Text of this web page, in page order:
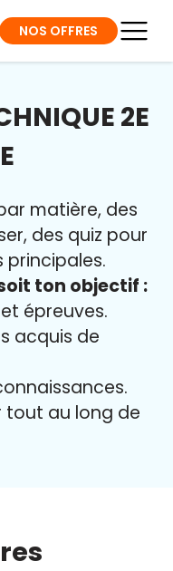
NOS OFFRES
2E
matière, des
des quiz pour
ton objectif :
épreuves.
acquis de
tout au long de